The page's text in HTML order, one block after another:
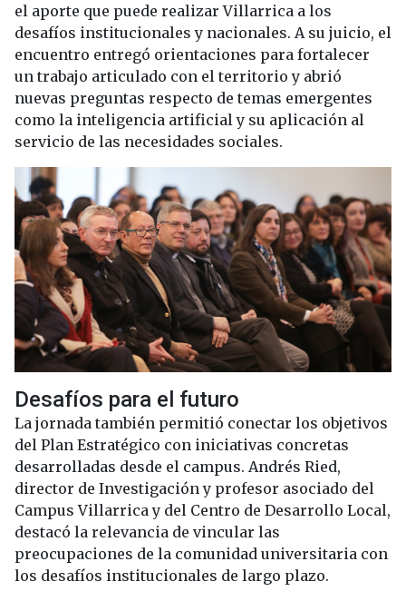
el aporte que puede realizar Villarrica a los
desafíos institucionales y nacionales. A su juicio, el
encuentro entregó orientaciones para fortalecer
un trabajo articulado con el territorio y abrió
nuevas preguntas respecto de temas emergentes
como la inteligencia artificial y su aplicación al
servicio de las necesidades sociales.
Desafíos para el futuro
La jornada también permitió conectar los objetivos
del Plan Estratégico con iniciativas concretas
desarrolladas desde el campus. Andrés Ried,
director de Investigación y profesor asociado del
Campus Villarrica y del Centro de Desarrollo Local,
destacó la relevancia de vincular las
preocupaciones de la comunidad universitaria con
los desafíos institucionales de largo plazo.